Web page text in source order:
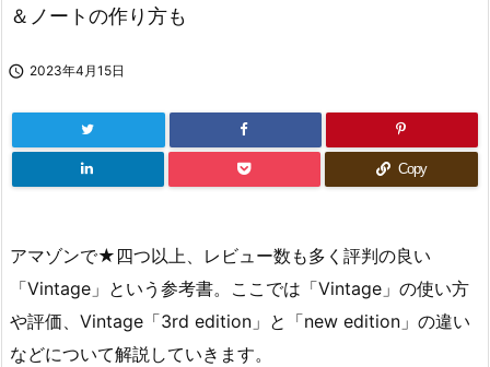
＆ノートの作り方も
 2023年4月15日
Copy
アマゾンで★四つ以上、レビュー数も多く評判の良い
「Vintage」という参考書。ここでは「Vintage」の使い方
や評価、Vintage「3rd edition」と「new edition」の違い
などについて解説していきます。